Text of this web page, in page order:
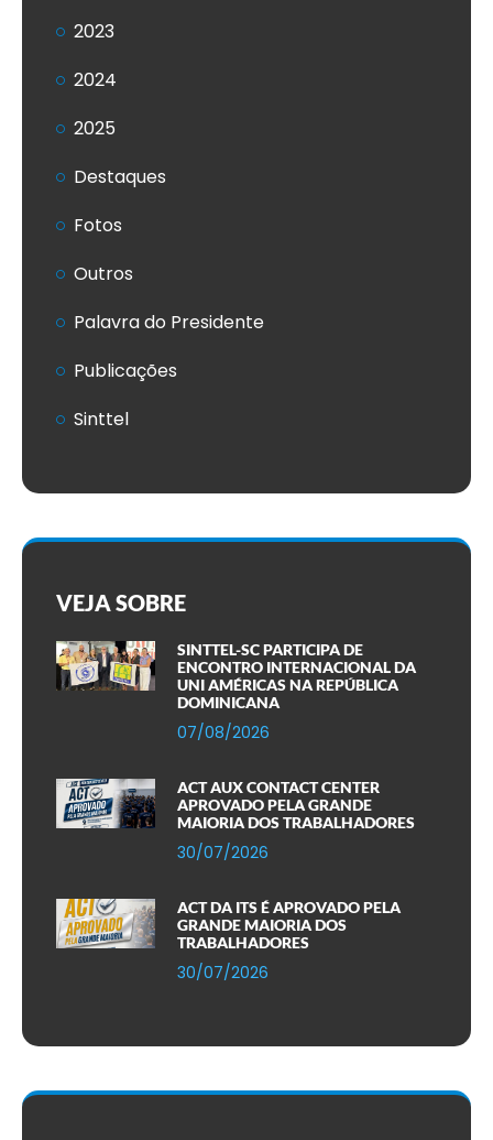
2023
2024
2025
Destaques
Fotos
Outros
Palavra do Presidente
Publicações
Sinttel
VEJA SOBRE
SINTTEL-SC PARTICIPA DE
ENCONTRO INTERNACIONAL DA
UNI AMÉRICAS NA REPÚBLICA
DOMINICANA
07/08/2026
ACT AUX CONTACT CENTER
APROVADO PELA GRANDE
MAIORIA DOS TRABALHADORES
30/07/2026
ACT DA ITS É APROVADO PELA
GRANDE MAIORIA DOS
TRABALHADORES
30/07/2026